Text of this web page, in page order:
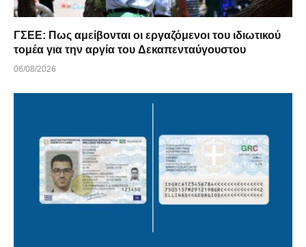
ΓΣΕΕ: Πως αμείβονται οι εργαζόμενοι του ιδιωτικού
τομέα για την αργία του Δεκαπενταύγουστου
06/08/2026